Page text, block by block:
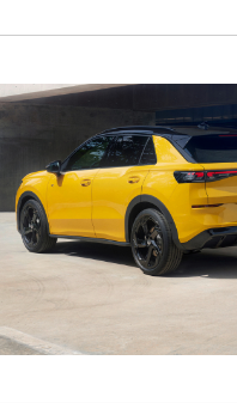
política de cookies do site.